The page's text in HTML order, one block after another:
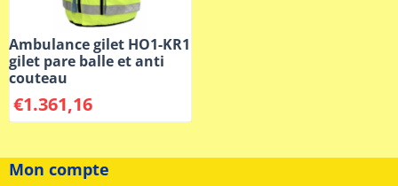
Ambulance gilet HO1-KR1
gilet pare balle et anti
couteau
€1.361,16
Mon compte